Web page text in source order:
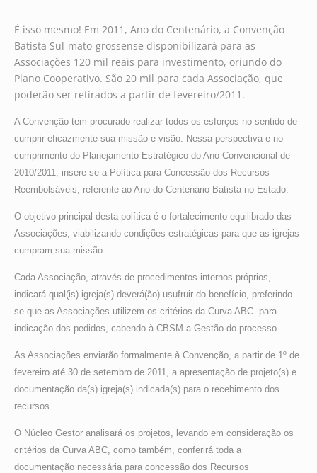
É isso mesmo! Em 2011, Ano do Centenário, a Convenção
Batista Sul-mato-grossense disponibilizará para as
Associações 120 mil reais para investimento, oriundo do
Plano Cooperativo. São 20 mil para cada Associação, que
poderão ser retirados a partir de fevereiro/2011.
A Convenção tem procurado realizar todos os esforços no sentido de
cumprir eficazmente sua missão e visão. Nessa perspectiva e no
cumprimento do Planejamento Estratégico do Ano Convencional de
2010/2011, insere-se a Política para Concessão dos Recursos
Reembolsáveis, referente ao Ano do Centenário Batista no Estado.
O objetivo principal desta política é o fortalecimento equilibrado das
Associações, viabilizando condições estratégicas para que as igrejas
cumpram sua missão.
Cada Associação, através de procedimentos internos próprios,
indicará qual(is) igreja(s) deverá(ão) usufruir do benefício, preferindo-
se que as Associações utilizem os critérios da Curva ABC para
indicação dos pedidos, cabendo à CBSM a Gestão do processo.
As Associações enviarão formalmente à Convenção, a partir de 1º de
fevereiro até 30 de setembro de 2011, a apresentação de projeto(s) e
documentação da(s) igreja(s) indicada(s) para o recebimento dos
recursos.
O Núcleo Gestor analisará os projetos, levando em consideração os
critérios da Curva ABC, como também, conferirá toda a
documentação necessária para concessão dos Recursos